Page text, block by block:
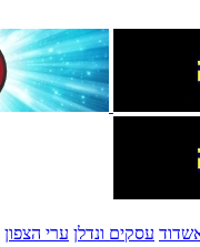
עסקים ונדלן ערי הצפון